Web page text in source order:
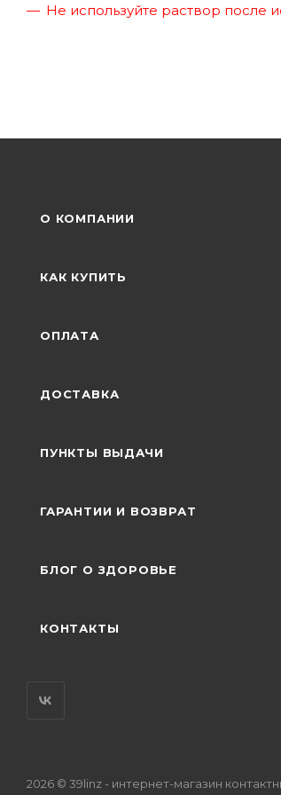
Не используйте раствор после
О КОМПАНИИ
КАК КУПИТЬ
ОПЛАТА
ДОСТАВКА
ПУНКТЫ ВЫДАЧИ
ГАРАНТИИ И ВОЗВРАТ
БЛОГ О ЗДОРОВЬЕ
КОНТАКТЫ
2026 © 39linz - интернет-магазин